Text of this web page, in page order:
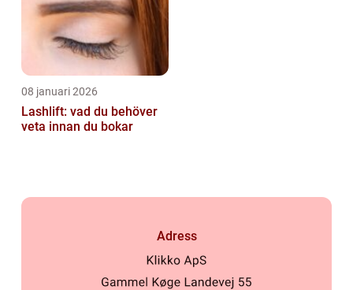
08 januari 2026
Lashlift: vad du behöver
veta innan du bokar
Adress